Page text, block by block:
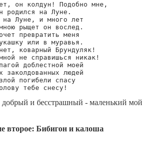
он колдун! Подобно мне,
родился на Луне.
на Луне, и много лет
рыщет он вослед.
превратить меня
или в муравья.
коварный Брундуляк!
не справишься никак!
доблестной моей
заколдованных людей
погибели спасу
добрый и бесстрашный - маленький мой
второе: Бибигон и калоша